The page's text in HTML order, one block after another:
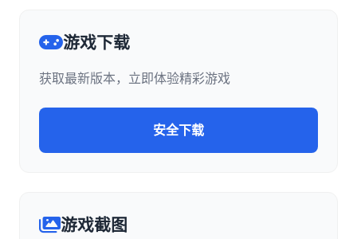
游戏下载
获取最新版本，立即体验精彩游戏
安全下载
游戏截图